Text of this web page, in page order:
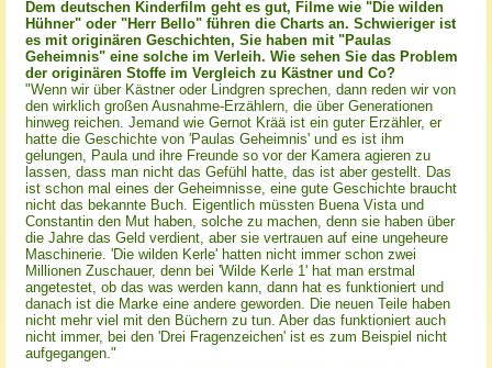
Dem deutschen Kinderfilm geht es gut, Filme wie "Die wilden
Hühner" oder "Herr Bello" führen die Charts an. Schwieriger ist
es mit originären Geschichten, Sie haben mit "Paulas
Geheimnis" eine solche im Verleih. Wie sehen Sie das Problem
der originären Stoffe im Vergleich zu Kästner und Co?
"Wenn wir über Kästner oder Lindgren sprechen, dann reden wir von
den wirklich großen Ausnahme-Erzählern, die über Generationen
hinweg reichen. Jemand wie Gernot Krää ist ein guter Erzähler, er
hatte die Geschichte von 'Paulas Geheimnis' und es ist ihm
gelungen, Paula und ihre Freunde so vor der Kamera agieren zu
lassen, dass man nicht das Gefühl hatte, das ist aber gestellt. Das
ist schon mal eines der Geheimnisse, eine gute Geschichte braucht
nicht das bekannte Buch. Eigentlich müssten Buena Vista und
Constantin den Mut haben, solche zu machen, denn sie haben über
die Jahre das Geld verdient, aber sie vertrauen auf eine ungeheure
Maschinerie. 'Die wilden Kerle' hatten nicht immer schon zwei
Millionen Zuschauer, denn bei 'Wilde Kerle 1' hat man erstmal
angetestet, ob das was werden kann, dann hat es funktioniert und
danach ist die Marke eine andere geworden. Die neuen Teile haben
nicht mehr viel mit den Büchern zu tun. Aber das funktioniert auch
nicht immer, bei den 'Drei Fragenzeichen' ist es zum Beispiel nicht
aufgegangen."